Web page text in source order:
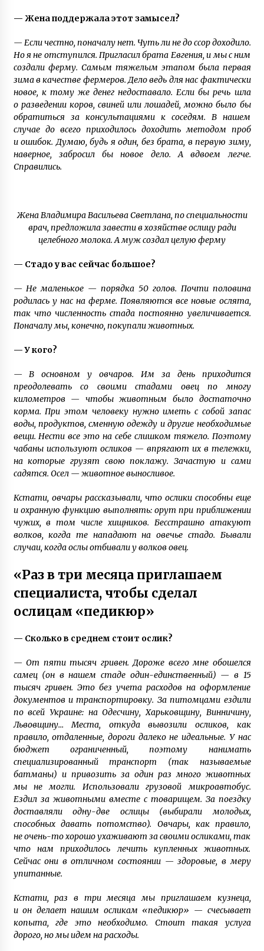
— Жена поддержала этот замысел?
— Если честно, поначалу нет. Чуть ли не до ссор доходило.
Но я не отступился. Пригласил брата Евгения, и мы с ним
создали ферму. Самым тяжелым этапом была первая
зима в качестве фермеров. Дело ведь для нас фактически
новое, к тому же денег недоставало. Если бы речь шла
о разведении коров, свиней или лошадей, можно было бы
обратиться за консультациями к соседям. В нашем
случае до всего приходилось доходить методом проб
и ошибок. Думаю, будь я один, без брата, в первую зиму,
наверное, забросил бы новое дело. А вдвоем легче.
Справились.
Жена Владимира Васильева Светлана, по специальности
врач, предложила завести в хозяйстве ослицу ради
целебного молока. А муж создал целую ферму
— Стадо у вас сейчас большое?
— Не маленькое — порядка 50 голов. Почти половина
родилась у нас на ферме. Появляются все новые ослята,
так что численность стада постоянно увеличивается.
Поначалу мы, конечно, покупали животных.
— У кого?
— В основном у овчаров. Им за день приходится
преодолевать со своими стадами овец по многу
километров — чтобы животным было достаточно
корма. При этом человеку нужно иметь с собой запас
воды, продуктов, сменную одежду и другие необходимые
вещи. Нести все это на себе слишком тяжело. Поэтому
чабаны используют осликов — впрягают их в тележки,
на которые грузят свою поклажу. Зачастую и сами
садятся. Осел — животное выносливое.
Кстати, овчары рассказывали, что ослики способны еще
и охранную функцию выполнять: орут при приближении
чужих, в том числе хищников. Бесстрашно атакуют
волков, когда те нападают на овечье стадо. Бывали
случаи, когда ослы отбивали у волков овец.
«Раз в три месяца приглашаем
специалиста, чтобы сделал
ослицам «педикюр»
— Сколько в среднем стоит ослик?
— От пяти тысяч гривен. Дороже всего мне обошелся
самец (он в нашем стаде один-единственный) — в 15
тысяч гривен. Это без учета расходов на оформление
документов и транспортировку. За питомцами ездили
по всей Украине: на Одесчину, Харьковщину, Винничину,
Львовщину… Места, откуда вывозили осликов, как
правило, отдаленные, дороги далеко не идеальные. У нас
бюджет ограниченный, поэтому нанимать
специализированный транспорт (так называемые
батманы) и привозить за один раз много животных
мы не могли. Использовали грузовой микроавтобус.
Ездил за животными вместе с товарищем. За поездку
доставляли одну-две ослицы (выбирали молодых,
способных давать потомство). Овчары, как правило,
не очень-то хорошо ухаживают за своими осликами, так
что нам приходилось лечить купленных животных.
Сейчас они в отличном состоянии — здоровые, в меру
упитанные.
Кстати, раз в три месяца мы приглашаем кузнеца,
и он делает нашим осликам «педикюр» — счесывает
копыта, где это необходимо. Стоит такая услуга
дорого, но мы идем на расходы.